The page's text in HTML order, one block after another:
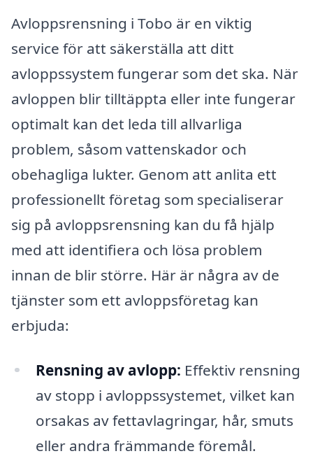
Avloppsrensning i Tobo är en viktig
service för att säkerställa att ditt
avloppssystem fungerar som det ska. När
avloppen blir tilltäppta eller inte fungerar
optimalt kan det leda till allvarliga
problem, såsom vattenskador och
obehagliga lukter. Genom att anlita ett
professionellt företag som specialiserar
sig på avloppsrensning kan du få hjälp
med att identifiera och lösa problem
innan de blir större. Här är några av de
tjänster som ett avloppsföretag kan
erbjuda:
Rensning av avlopp: Effektiv rensning
av stopp i avloppssystemet, vilket kan
orsakas av fettavlagringar, hår, smuts
eller andra främmande föremål.